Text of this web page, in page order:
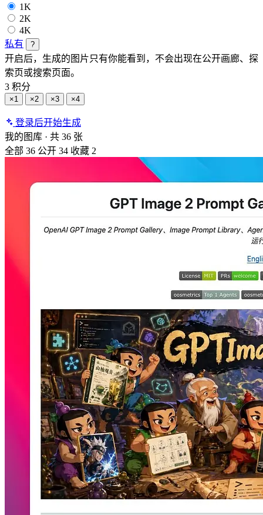
1K
2K
4K
私有
?
开启后，生成的图片只有你能看到，不会出现在公开画廊、探
索页或搜索页面。
3 积分
×1 ×2 ×3 ×4
登录后开始生成
我的图库 · 共 36 张
全部 36 公开 34 收藏 2